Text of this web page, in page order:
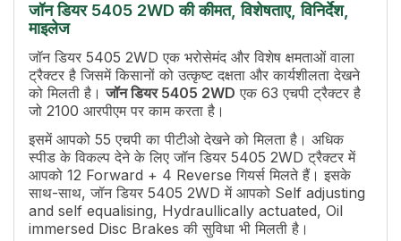
इंजन रेटेड आरपीएम
2100
कूलिंग सिस्टम
ट्रांसमिशन नाम
Collar Shift
गियर की संख्या
12 Forward + 4 Reverse
अधिकतम फॉरवर्ड स्पीड32.6 kmph
अधिकतम रिवर्स स्पीड
क्लच
Dual
पीटीओ एचपी
55
पीटीओ टाइप
Independent, 6 Splines
पीटीओ स्पीड
540 @ 2100 RPM
ब्रेक
Self adjusting and self equalising,
जॉन डियर 5405 2WD की कीमत, विशेषताए, विनिर्देश,
माइलेज
जॉन डियर 5405 2WD एक भरोसेमंद और विशेष क्षमताओं वाला
ट्रैक्टर है जिसमें किसानों को उत्कृष्ट दक्षता और कार्यशीलता देखने
को मिलती है।जॉन डियर 5405 2WD एक 63 एचपी ट्रैक्टर है
जो 2100 आरपीएम पर काम करता है।
इसमें आपको 55 एचपी का पीटीओ देखने को मिलता है। अधिक
स्पीड के विकल्प देने के लिए जॉन डियर 5405 2WD ट्रैक्टर में
आपको 12 Forward + 4 Reverse गियर्स मिलते हैं। इसके
साथ-साथ, जॉन डियर 5405 2WD में आपको Self adjusting
and self equalising, Hydraullically actuated, Oil
immersed Disc Brakes की सुविधा भी मिलती है।